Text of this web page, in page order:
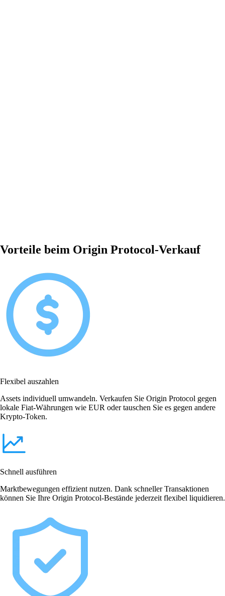
Vorteile beim Origin Protocol-Verkauf
Flexibel auszahlen
Assets individuell umwandeln. Verkaufen Sie Origin Protocol gegen
lokale Fiat-Währungen wie EUR oder tauschen Sie es gegen andere
Krypto-Token.
Schnell ausführen
Marktbewegungen effizient nutzen. Dank schneller Transaktionen
können Sie Ihre Origin Protocol-Bestände jederzeit flexibel liquidieren.